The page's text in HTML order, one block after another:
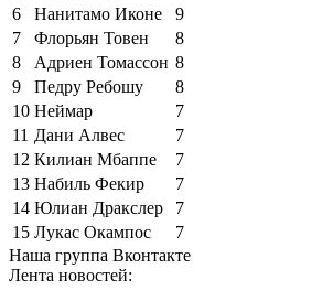
6
Нанитамо Иконе
9
7
Флорьян Товен
8
8
Адриен Томассон 8
9
Педру Ребошу
8
10 Неймар
7
11 Дани Алвес
7
12 Килиан Мбаппе
7
13 Набиль Фекир
7
14 Юлиан Дракслер
7
15 Лукас Окампос
7
Наша группа Вконтакте
Лента новостей: